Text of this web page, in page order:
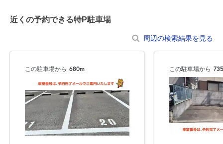
近くの予約できる特P駐車場
周辺の検索結果を見る
この駐車場から 680m この駐車場から